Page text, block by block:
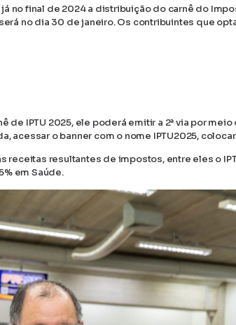
no final de 2024 a distribuição do carnê do
no dia 30 de janeiro. Os contribuintes que
de IPTU 2025, ele poderá emitir a 2ª via por
acessar o banner com o nome IPTU2025,
receitas resultantes de impostos, entre eles o
em Saúde.